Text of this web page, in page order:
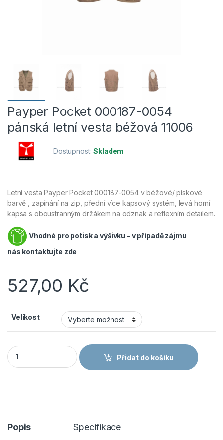
Payper Pocket 000187-0054
pánská letní vesta béžová 11006
Dostupnost:Skladem
Letní vesta Payper Pocket 000187-0054 v béžové/ pískové
barvě , zapínání na zip, přední více kapsový systém, levá horní
kapsa s oboustranným držákem na odznak a reflexním detailem.
Vhodné pro potisk a výšivku – v případě zájmu
nás kontaktujte zde
527,00 Kč
Velikost
Payper Pocket 000187-0054 pánská letní vesta béžová
Přidat do košíku
Popis Specifikace